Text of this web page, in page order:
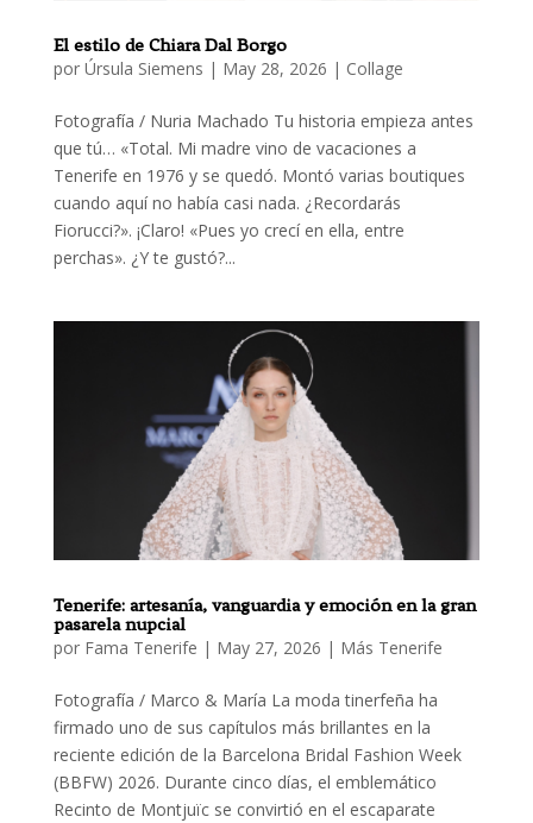
El estilo de Chiara Dal Borgo
por Úrsula Siemens | May 28, 2026 | Collage
Fotografía / Nuria Machado Tu historia empieza antes
que tú… «Total. Mi madre vino de vacaciones a
Tenerife en 1976 y se quedó. Montó varias boutiques
cuando aquí no había casi nada. ¿Recordarás
Fiorucci?». ¡Claro! «Pues yo crecí en ella, entre
perchas». ¿Y te gustó?...
Tenerife: artesanía, vanguardia y emoción en la gran
pasarela nupcial
por Fama Tenerife | May 27, 2026 | Más Tenerife
Fotografía / Marco & María La moda tinerfeña ha
firmado uno de sus capítulos más brillantes en la
reciente edición de la Barcelona Bridal Fashion Week
(BBFW) 2026. Durante cinco días, el emblemático
Recinto de Montjuïc se convirtió en el escaparate